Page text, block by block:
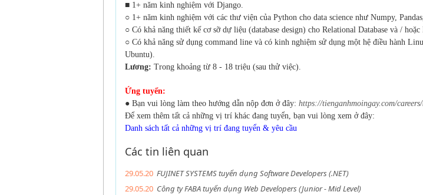
■ 1+ năm kinh nghiệm với Django.
○ 1+ năm kinh nghiệm với các thư viện của Python cho data science như Numpy,
○ Có khả năng thiết kế cơ sỡ dự liệu (database design) cho Relational Database và / hoặc
○ Có khả năng sử dụng command line và có kinh nghiệm sử dụng một hệ điều hành
Ubuntu).
Lương: Trong khoảng từ 8 - 18 triệu (sau thử việc).
Ứng tuyển:
● Bạn vui lòng làm theo hướng dẫn nộp đơn ở đây: https://tienganhmoingay.com/
Để xem thêm tất cả những vị trí khác đang tuyển, bạn vui lòng xem ở đây:
Danh sách tất cả những vị trí đang tuyển & yêu cầu
Các tin liên quan
29.05.20 FUJINET SYSTEMS tuyển dụng Software Developers (.NET)
29.05.20 Công ty FABA tuyển dụng Web Developers (Junior - Mid Level)